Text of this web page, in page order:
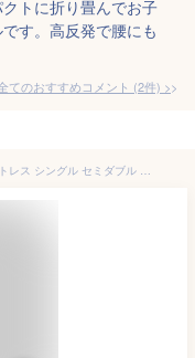
トに折り畳んでお子
す。高反発で腰にも
てのおすすめコメント (2件) >
ポケットコイル 超高密度 硬さが選べる マットレス シングル セミダブル ダブル スモールシングル セミシングル 両面仕様 ST235P レギュラー ハード エクストラハード エッジサポート 厚さ21cm スプリング 日時指定可 【RENEW】